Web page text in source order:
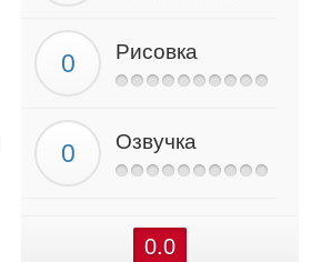
Рисовка
Озвучка
0.0